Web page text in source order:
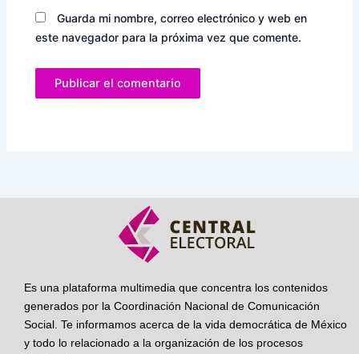
Guarda mi nombre, correo electrónico y web en
este navegador para la próxima vez que comente.
Es una plataforma multimedia que concentra los contenidos
generados por la Coordinación Nacional de Comunicación
Social. Te informamos acerca de la vida democrática de México
y todo lo relacionado a la organización de los procesos